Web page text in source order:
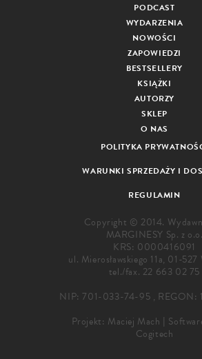
PODCAST
WYDARZENIA
NOWOŚCI
ZAPOWIEDZI
BESTSELLERY
KSIĄŻKI
AUTORZY
SKLEP
O NAS
POLITYKA
WARUNKI SPRZEDAŻY I
REGULAMIN
Copyright © 2014.
MARGINESY Sp. z o.o.
KRS: 0000416091
ul. Mierosławskiego 11a, 01-527
tel./fax. 22 663 02 75
NIP: 701-033-74-95 , REGON:
Projekt: Maciej Mach |
Cogitech